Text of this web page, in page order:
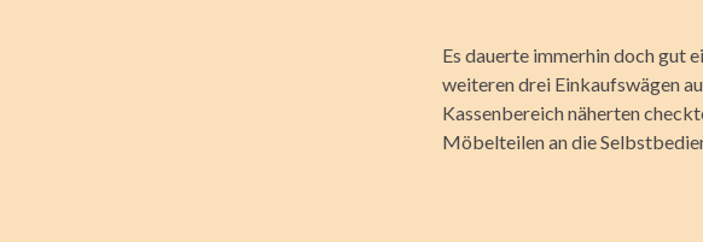
Es dauerte immerhin doch gut
weiteren drei Einkaufswägen
Kassenbereich näherten
Möbelteilen an die